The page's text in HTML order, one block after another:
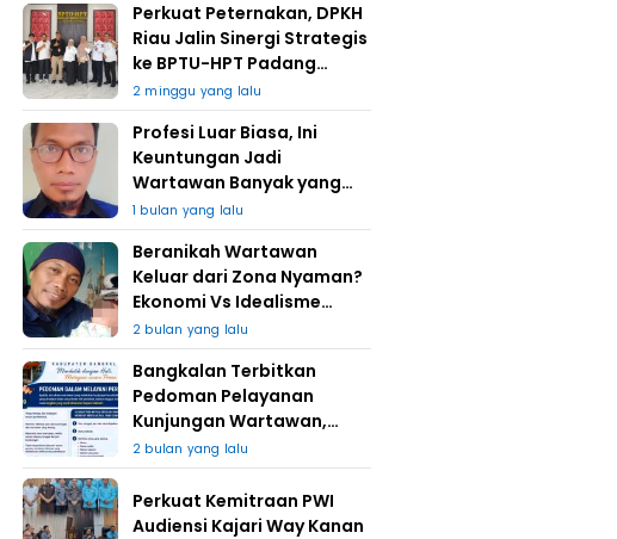
Perkuat Peternakan, DPKH
Riau Jalin Sinergi Strategis
ke BPTU-HPT Padang
Mengatas
2 minggu yang lalu
Profesi Luar Biasa, Ini
Keuntungan Jadi
Wartawan Banyak yang
Takut
1 bulan yang lalu
Beranikah Wartawan
Keluar dari Zona Nyaman?
Ekonomi Vs Idealisme
Jurnalistik
2 bulan yang lalu
Bangkalan Terbitkan
Pedoman Pelayanan
Kunjungan Wartawan,
Redaksi : Bagus Jangan
Lari
2 bulan yang lalu
Perkuat Kemitraan PWI
Audiensi Kajari Way Kanan